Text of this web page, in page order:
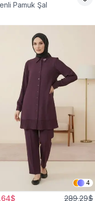
Pamuk Şal
4
289,29$